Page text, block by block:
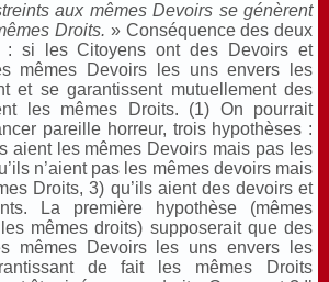
aux mêmes Devoirs se génèrent
Droits. » Conséquence des deux
: si les Citoyens ont des Devoirs et
mêmes Devoirs les uns envers les
et se garantissent mutuellement des
les mêmes Droits. (1) On pourrait
pareille horreur, trois hypothèses :
aient les mêmes Devoirs mais pas les
n’aient pas les mêmes devoirs mais
Droits, 3) qu’ils aient des devoirs et
La première hypothèse (mêmes
mêmes droits) supposerait que des
mêmes Devoirs les uns envers les
de fait les mêmes Droits